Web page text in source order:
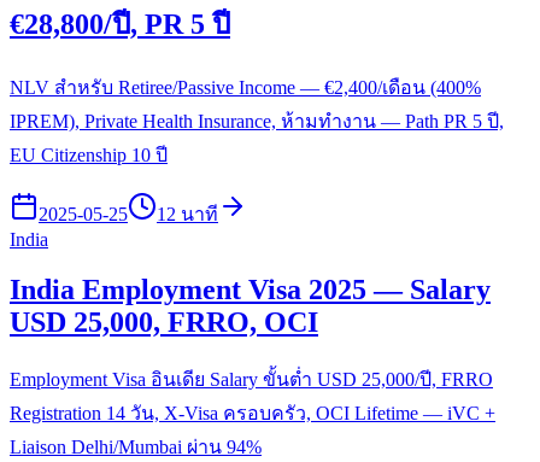
€28,800/ปี, PR 5 ปี
NLV สำหรับ Retiree/Passive Income — €2,400/เดือน (400%
IPREM), Private Health Insurance, ห้ามทำงาน — Path PR 5 ปี,
EU Citizenship 10 ปี
2025-05-25
12 นาที
India
India Employment Visa 2025 — Salary
USD 25,000, FRRO, OCI
Employment Visa อินเดีย Salary ขั้นต่ำ USD 25,000/ปี, FRRO
Registration 14 วัน, X-Visa ครอบครัว, OCI Lifetime — iVC +
Liaison Delhi/Mumbai ผ่าน 94%